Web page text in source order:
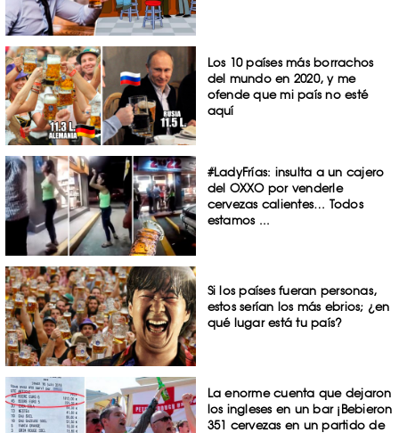
Los 10 países más borrachos
del mundo en 2020, y me
ofende que mi país no esté
aquí
#LadyFrías: insulta a un cajero
del OXXO por venderle
cervezas calientes… Todos
estamos ...
Si los países fueran personas,
estos serían los más ebrios; ¿en
qué lugar está tu país?
La enorme cuenta que dejaron
los ingleses en un bar ¡Bebieron
351 cervezas en un partido de